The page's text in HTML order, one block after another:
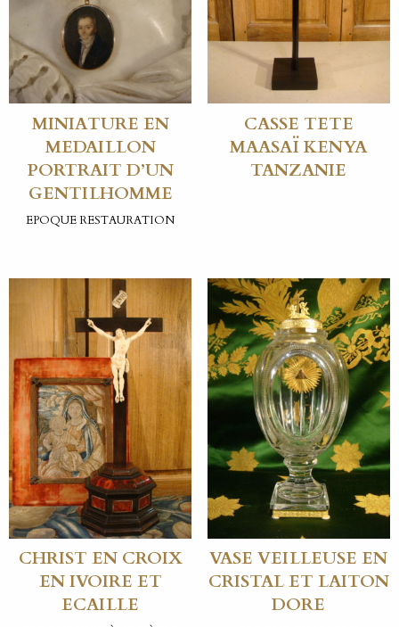
MINIATURE EN
MEDAILLON
PORTRAIT D’UN
GENTILHOMME
EPOQUE RESTAURATION
CASSE TETE
MAASAÏ KENYA
TANZANIE
CHRIST EN CROIX
EN IVOIRE ET
ECAILLE
VASE VEILLEUSE EN
CRISTAL ET LAITON
DORE